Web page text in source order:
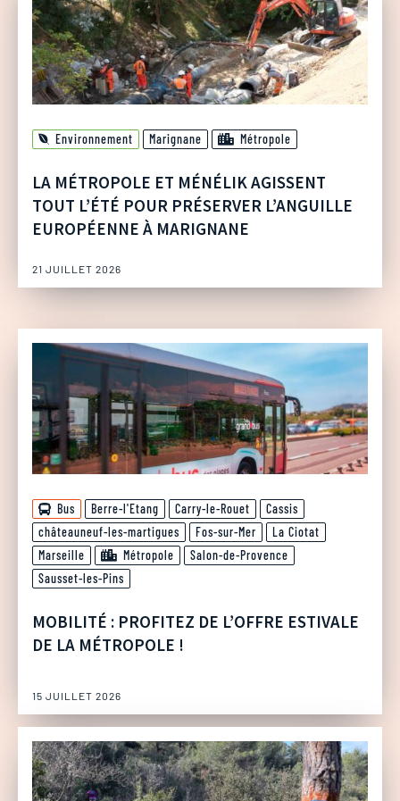
Environnement Marignane Métropole
LA MÉTROPOLE ET MÉNÉLIK AGISSENT
TOUT L’ÉTÉ POUR PRÉSERVER L’ANGUILLE
EUROPÉENNE À MARIGNANE
21 JUILLET 2026
Bus Berre-l'Etang Carry-le-Rouet
Cassis
châteauneuf-les-martigues
Fos-sur-Mer
La Ciotat
Marseille
Métropole
Salon-de-Provence
Sausset-les-Pins
MOBILITÉ : PROFITEZ DE L’OFFRE ESTIVALE
DE LA MÉTROPOLE !
15 JUILLET 2026